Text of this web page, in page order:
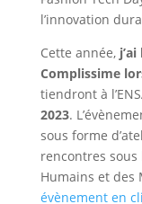
l’innovation
Cette année,j’ai
Complissime
tiendront à
2023.
sous forme
rencontres sous
Humains et des
évènement en